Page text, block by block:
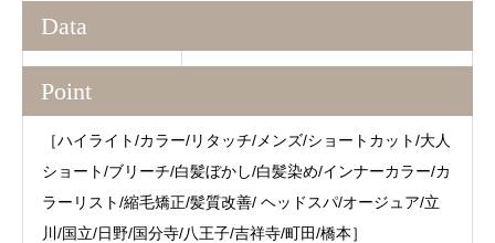
Data
Point
［ハイライト/カラー/リタッチ/メンズ/ショートカット/大人
ショート/ブリーチ/白髪ぼかし/白髪染め/インナーカラー/カ
ラーリスト/縮毛矯正/髪質改善/ ヘッドスパ/オージュア/立
川/国立/日野/国分寺/八王子/吉祥寺/町田/橋本］